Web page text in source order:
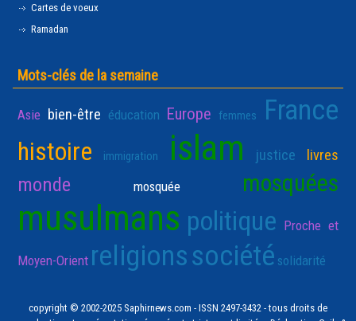
Cartes de voeux
Ramadan
Mots-clés de la semaine
Asie bien-être éducation Europe femmes France
histoire immigration islam justice livres
monde mosquée mosquées
musulmans politique Proche et
Moyen-Orient religionssociété solidarité
copyright © 2002-2025 Saphirnews.com - ISSN 2497-3432 - tous droits de